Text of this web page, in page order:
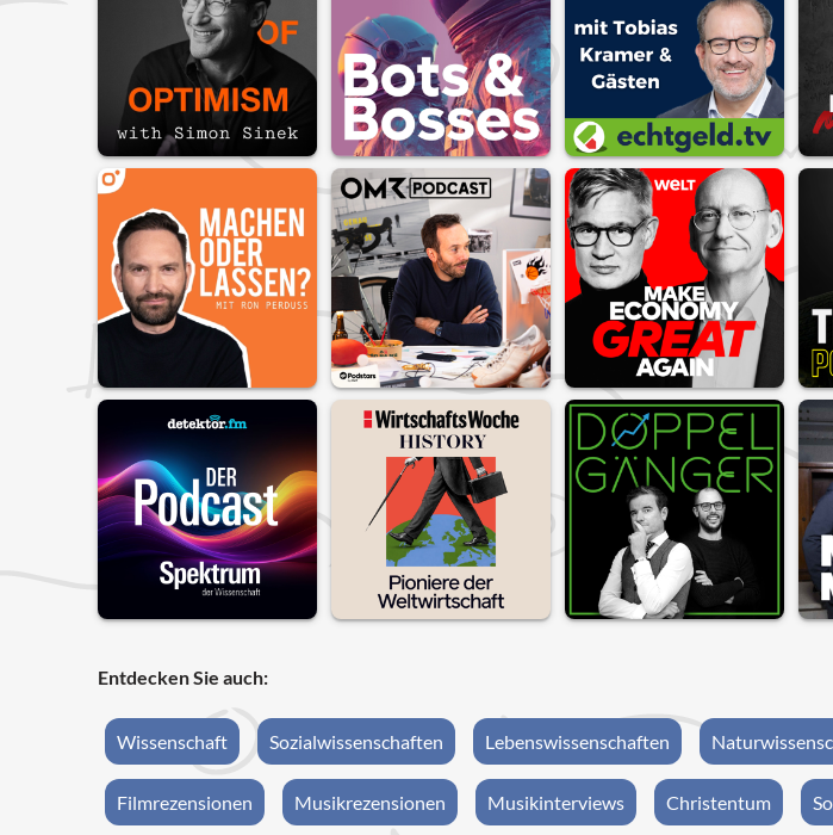
Entdecken Sie auch:
Wissenschaft Sozialwissenschaften Lebenswissenschaften
Filmrezensionen Musikrezensionen Musikinterviews Christentum